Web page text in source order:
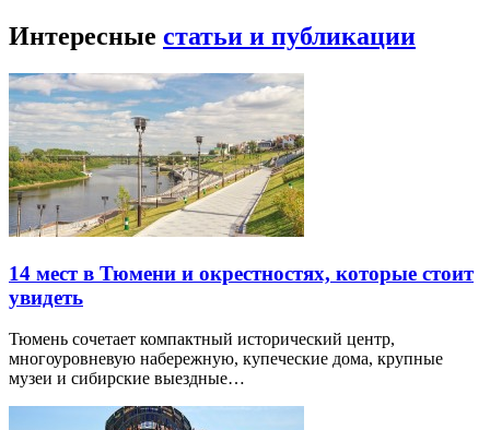
Интересные статьи и публикации
14 мест в Тюмени и окрестностях, которые стоит
увидеть
Тюмень сочетает компактный исторический центр,
многоуровневую набережную, купеческие дома, крупные
музеи и сибирские выездные…